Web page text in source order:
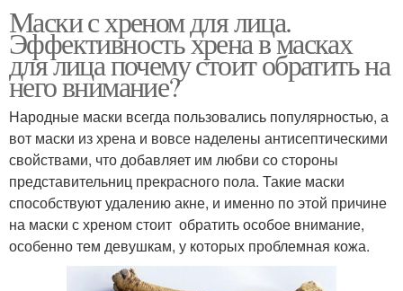
Маски с хреном для лица.
Эффективность хрена в масках
для лица почему стоит обратить на
него внимание?
Народные маски всегда пользовались популярностью, а
вот маски из хрена и вовсе наделены антисептическими
свойствами, что добавляет им любви со стороны
представительниц прекрасного пола. Такие маски
способствуют удалению акне, и именно по этой причине
на маски с хреном стоит обратить особое внимание,
особенно тем девушкам, у которых проблемная кожа.